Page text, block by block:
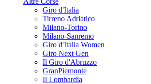
Giro d'Italia
Tirreno Adriatico
Milano-Torino
Milano-Sanremo
Giro d'Italia Women
Giro Next Gen
Il Giro d'Abruzzo
GranPiemonte
Il Lombardia